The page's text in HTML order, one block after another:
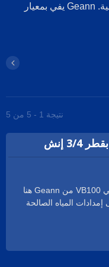
العكسي لخطوط الماء للمركبات الترفيهية. Geann يفي بمعيار
نتيجة 1 - 5 من 5
إنش
صمام كسر الفراغ النحاسي VB100 من Geann هنا
المياه الصالحة
من السهل جداً التكيف